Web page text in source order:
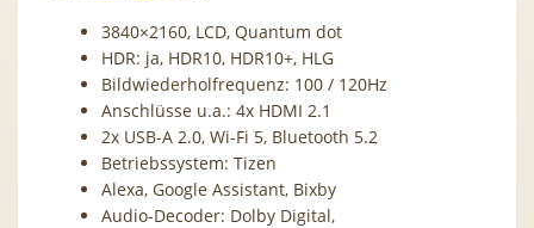
3840×2160, LCD, Quantum dot
HDR: ja, HDR10, HDR10+, HLG
Bildwiederholfrequenz: 100 / 120Hz
Anschlüsse u.a.: 4x HDMI 2.1
2x USB-A 2.0, Wi-Fi 5, Bluetooth 5.2
Betriebssystem: Tizen
Alexa, Google Assistant, Bixby
Audio-Decoder: Dolby Digital,